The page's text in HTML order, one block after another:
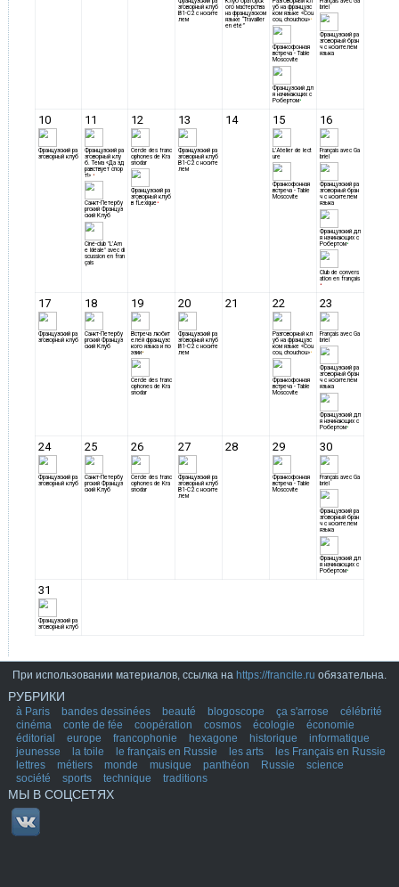
При использовании материалов, ссылка на https://francite.ru обязательна.
РУБРИКИ
à Paris bandes dessinées beauté blogoscope ça s'arrose
célébrité
cinéma
conte de fée coopération cosmos écologie
économie
éditorial
europe francophonie hexagone historique
informatique
jeunesse
la toile le français en Russie les arts
les Français en Russie
lettres
métiers monde musique panthéon Russie
science
société
sports technique traditions
МЫ В СОЦСЕТЯХ